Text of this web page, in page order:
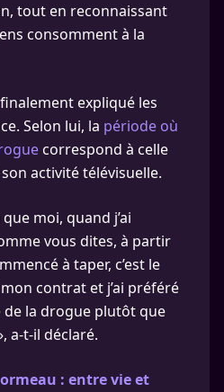
tout en reconnaissant
consomment à la
expliqué les
Selon lui, la période où
correspond à celle
activité télévisuelle.
moi, quand j’ai
vous dites, à partir
à taper, c’est le
contrat et j’ai préféré
de la drogue plutôt que
a-t-il déclaré.
: entre vie et